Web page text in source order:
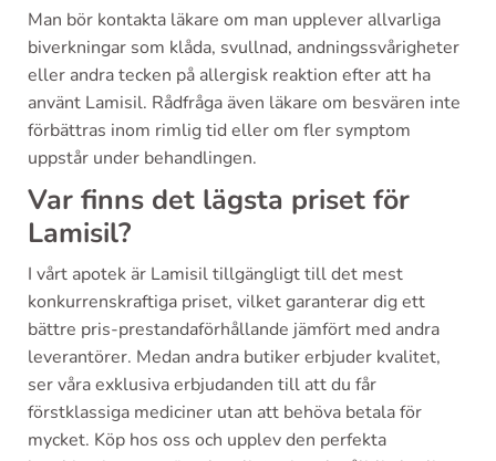
Man bör kontakta läkare om man upplever allvarliga
biverkningar som klåda, svullnad, andningssvårigheter
eller andra tecken på allergisk reaktion efter att ha
använt Lamisil. Rådfråga även läkare om besvären inte
förbättras inom rimlig tid eller om fler symptom
uppstår under behandlingen.
Var finns det lägsta priset för
Lamisil?
I vårt apotek är Lamisil tillgängligt till det mest
konkurrenskraftiga priset, vilket garanterar dig ett
bättre pris-prestandaförhållande jämfört med andra
leverantörer. Medan andra butiker erbjuder kvalitet,
ser våra exklusiva erbjudanden till att du får
förstklassiga mediciner utan att behöva betala för
mycket. Köp hos oss och upplev den perfekta